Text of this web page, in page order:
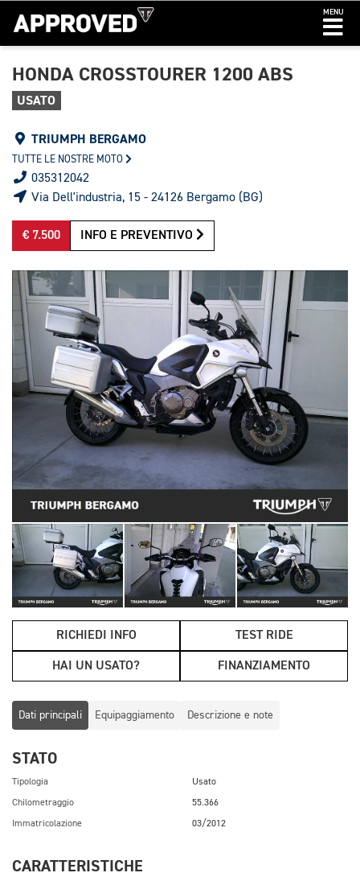
MENU
HONDA CROSSTOURER 1200 ABS
USATO
TRIUMPH BERGAMO
TUTTE LE NOSTRE MOTO
035312042
Via Dell'industria, 15 - 24126 Bergamo (BG)
€ 7.500 INFO E PREVENTIVO
RICHIEDI INFO TEST RIDE
HAI UN USATO? FINANZIAMENTO
Dati principali Equipaggiamento Descrizione e note
STATO
Tipologia Usato
Chilometraggio 55.366
Immatricolazione 03/2012
CARATTERISTICHE